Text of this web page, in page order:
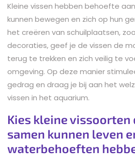
Kleine vissen hebben behoefte
kunnen bewegen en zich op hun
het creëren van schuilplaatsen,
decoraties, geef je de vissen de
terug te trekken en zich veilig te
omgeving. Op deze manier
gedrag en draag je bij aan het
vissen in het aquarium.
Kies kleine vissoorten
samen kunnen leven
waterbehoeften